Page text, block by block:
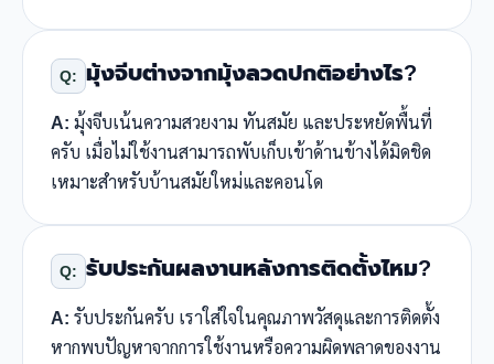
Q: มุ้งจีบต่างจากมุ้งลวดปกติอย่างไร?
A: มุ้งจีบเน้นความสวยงาม ทันสมัย และประหยัดพื้นที่
ครับ เมื่อไม่ใช้งานสามารถพับเก็บเข้าด้านข้างได้มิดชิด
เหมาะสำหรับบ้านสมัยใหม่และคอนโด
Q: รับประกันผลงานหลังการติดตั้งไหม?
A: รับประกันครับ เราใส่ใจในคุณภาพวัสดุและการติดตั้ง
หากพบปัญหาจากการใช้งานหรือความผิดพลาดของงาน